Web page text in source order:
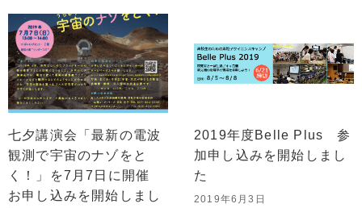
七夕講演会「最新の電波
観測で宇宙のナゾをと
く！」を7月7日に開催
お申し込みを開始しまし
2019年度Belle Plus 参
加申し込みを開始しまし
た
2019年6月3日